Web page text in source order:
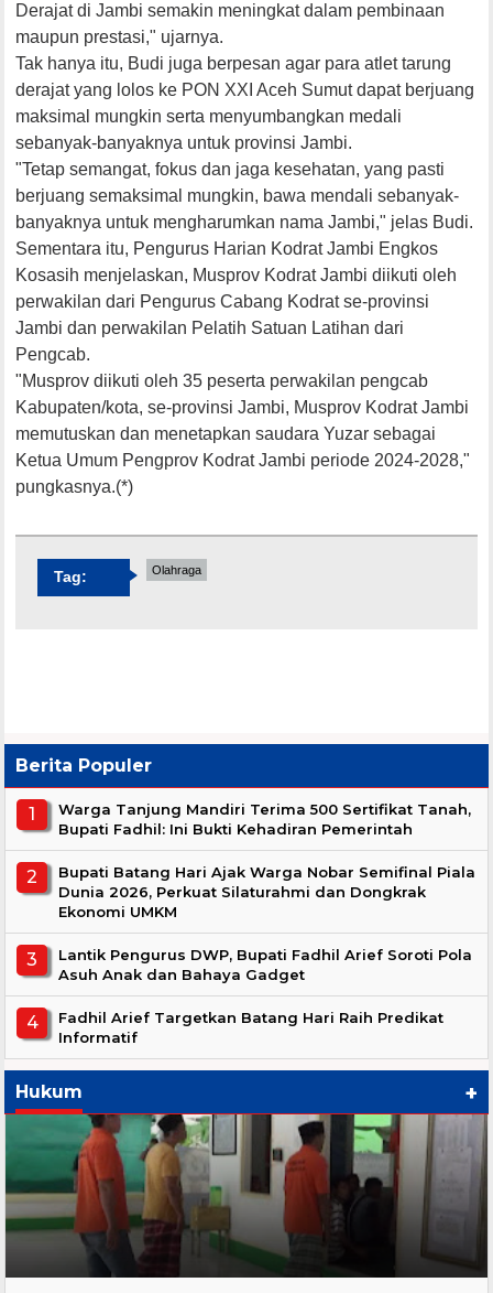
Derajat di Jambi semakin meningkat dalam pembinaan
maupun prestasi," ujarnya.
Tak hanya itu, Budi juga berpesan agar para atlet tarung
derajat yang lolos ke PON XXI Aceh Sumut dapat berjuang
maksimal mungkin serta menyumbangkan medali
sebanyak-banyaknya untuk provinsi Jambi.
"Tetap semangat, fokus dan jaga kesehatan, yang pasti
berjuang semaksimal mungkin, bawa mendali sebanyak-
banyaknya untuk mengharumkan nama Jambi," jelas Budi.
Sementara itu, Pengurus Harian Kodrat Jambi Engkos
Kosasih menjelaskan, Musprov Kodrat Jambi diikuti oleh
perwakilan dari Pengurus Cabang Kodrat se-provinsi
Jambi dan perwakilan Pelatih Satuan Latihan dari
Pengcab.
"Musprov diikuti oleh 35 peserta perwakilan pengcab
Kabupaten/kota, se-provinsi Jambi, Musprov Kodrat Jambi
memutuskan dan menetapkan saudara Yuzar sebagai
Ketua Umum Pengprov Kodrat Jambi periode 2024-2028,"
pungkasnya.(*)
Tag: Olahraga
Berita Populer
Warga Tanjung Mandiri Terima 500 Sertifikat Tanah,
Bupati Fadhil: Ini Bukti Kehadiran Pemerintah
Bupati Batang Hari Ajak Warga Nobar Semifinal Piala
Dunia 2026, Perkuat Silaturahmi dan Dongkrak
Ekonomi UMKM
Lantik Pengurus DWP, Bupati Fadhil Arief Soroti Pola
Asuh Anak dan Bahaya Gadget
Fadhil Arief Targetkan Batang Hari Raih Predikat
Informatif
Hukum +